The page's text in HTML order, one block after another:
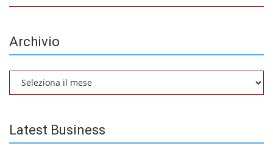
Archivio
Latest Business